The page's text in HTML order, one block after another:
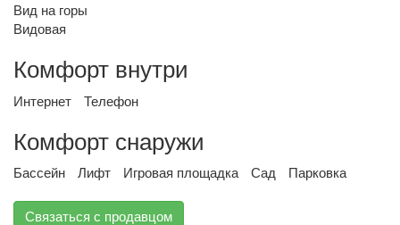
Вид на горы
Видовая
Комфорт внутри
Интернет Телефон
Комфорт снаружи
Бассейн Лифт Игровая площадка Сад Парковка
Связаться с продавцом